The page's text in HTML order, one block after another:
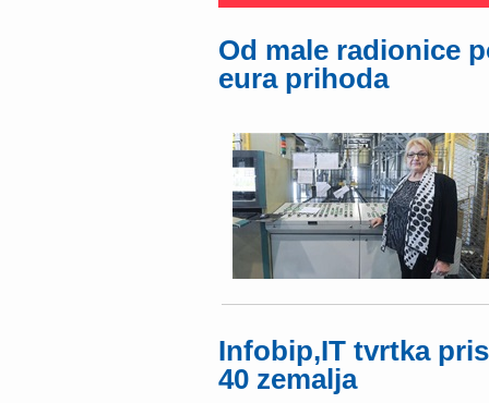
Od male radionice
eura prihoda
Infobip,IT tvrtka
40 zemalja